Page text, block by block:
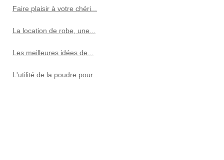
Faire plaisir à votre chéri...
La location de robe, une...
Les meilleures idées de...
L'utilité de la poudre pour...